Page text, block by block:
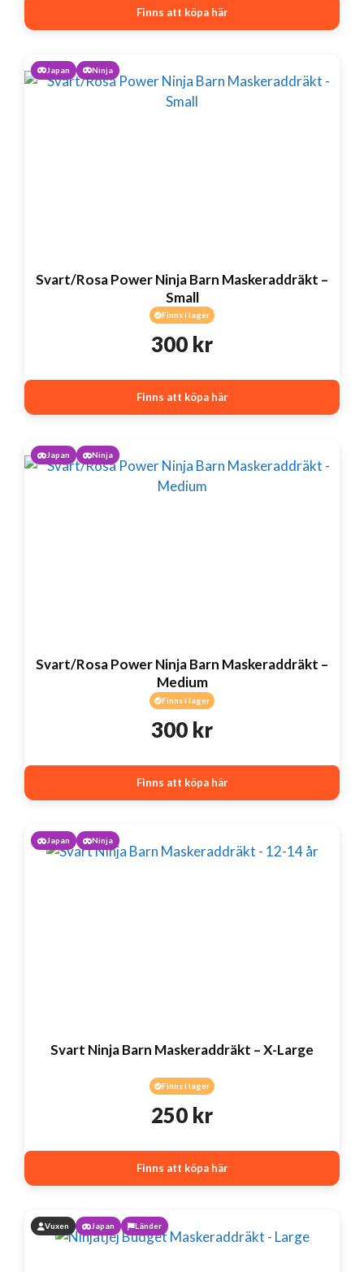
Finns att köpa här
Japan Ninja
Svart/Rosa Power Ninja Barn Maskeraddräkt –
Small
Finns i lager
300 kr
Finns att köpa här
Japan Ninja
Svart/Rosa Power Ninja Barn Maskeraddräkt –
Medium
Finns i lager
300 kr
Finns att köpa här
Japan Ninja
Svart Ninja Barn Maskeraddräkt – X-Large
Finns i lager
250 kr
Finns att köpa här
Vuxen Japan Länder